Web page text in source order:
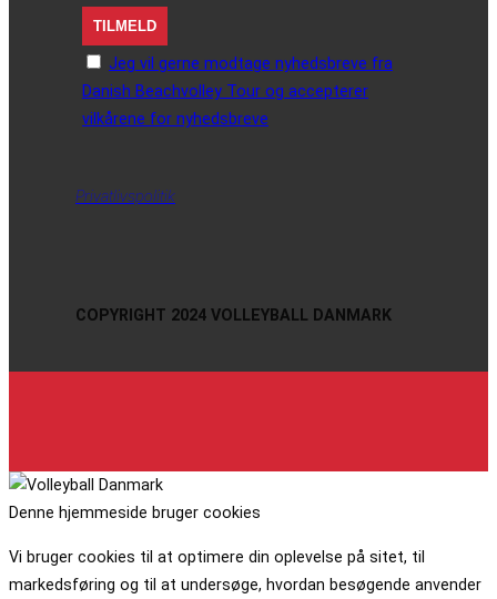
Jeg vil gerne modtage nyhedsbreve fra
Danish Beachvolley Tour og accepterer
vilkårene for nyhedsbreve
Privatlivspolitik
COPYRIGHT 2024 VOLLEYBALL DANMARK
Denne hjemmeside bruger cookies
Vi bruger cookies til at optimere din oplevelse på sitet, til
markedsføring og til at undersøge, hvordan besøgende anvender